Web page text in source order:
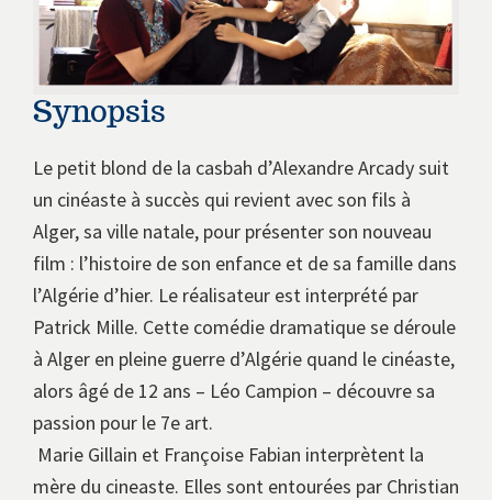
Synopsis
Le petit blond de la casbah d’Alexandre Arcady suit
un cinéaste à succès qui revient avec son fils à
Alger, sa ville natale, pour présenter son nouveau
film : l’histoire de son enfance et de sa famille dans
l’Algérie d’hier. Le réalisateur est interprété par
Patrick Mille. Cette comédie dramatique se déroule
à Alger en pleine guerre d’Algérie quand le cinéaste,
alors âgé de 12 ans – Léo Campion – découvre sa
passion pour le 7e art.
Marie Gillain et Françoise Fabian interprètent la
mère du cineaste. Elles sont entourées par Christian